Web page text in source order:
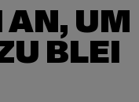
AN, UM
BLEI